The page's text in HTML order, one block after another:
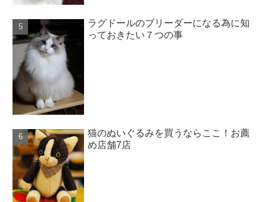
ラグドールのブリーダーになる為に知
っておきたい７つの事
猫のぬいぐるみを買うならここ！お薦
め店舗7店